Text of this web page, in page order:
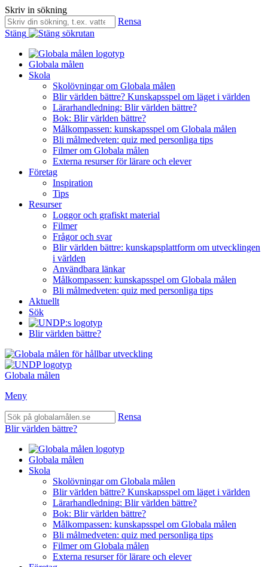
Skriv in sökning
Rensa
Stäng
Globala målen
Skola
Skolövningar om Globala målen
Blir världen bättre? Kunskapsspel om läget i världen
Lärarhandledning: Blir världen bättre?
Bok: Blir världen bättre?
Målkompassen: kunskapsspel om Globala målen
Bli målmedveten: quiz med personliga tips
Filmer om Globala målen
Externa resurser för lärare och elever
Företag
Inspiration
Tips
Resurser
Loggor och grafiskt material
Filmer
Frågor och svar
Blir världen bättre: kunskapsplattform om utvecklingen
i världen
Användbara länkar
Målkompassen: kunskapsspel om Globala målen
Bli målmedveten: quiz med personliga tips
Aktuellt
Sök
Blir världen bättre?
Globala målen
Meny
Rensa
Blir världen bättre?
Globala målen
Skola
Skolövningar om Globala målen
Blir världen bättre? Kunskapsspel om läget i världen
Lärarhandledning: Blir världen bättre?
Bok: Blir världen bättre?
Målkompassen: kunskapsspel om Globala målen
Bli målmedveten: quiz med personliga tips
Filmer om Globala målen
Externa resurser för lärare och elever